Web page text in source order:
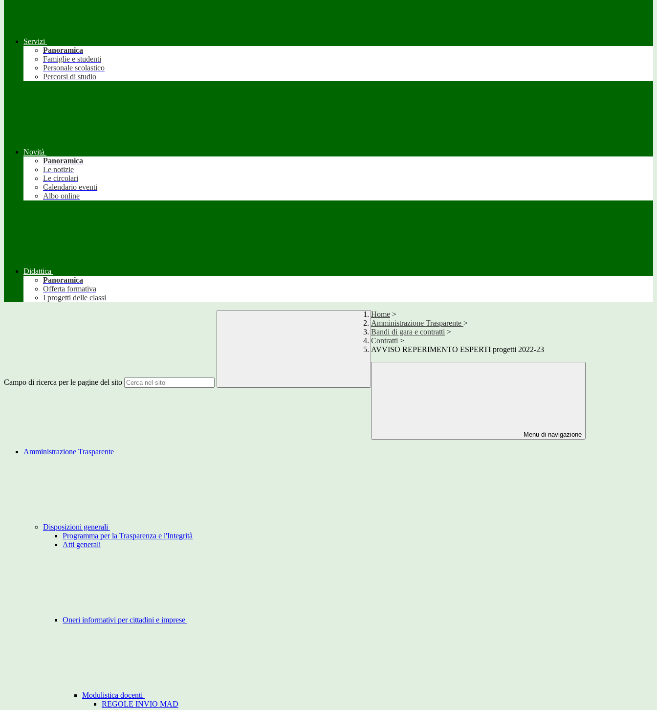
Servizi
Panoramica
Famiglie e studenti
Personale scolastico
Percorsi di studio
Novità
Panoramica
Le notizie
Le circolari
Calendario eventi
Albo online
Didattica
Panoramica
Offerta formativa
I progetti delle classi
Campo di ricerca per le pagine del sito
Home >
Amministrazione Trasparente >
Bandi di gara e contratti >
Contratti >
AVVISO REPERIMENTO ESPERTI progetti 2022-23
Menu di navigazione
Amministrazione Trasparente
Disposizioni generali
Programma per la Trasparenza e l'Integrità
Atti generali
Oneri informativi per cittadini e imprese
Modulistica docenti
REGOLE INVIO MAD